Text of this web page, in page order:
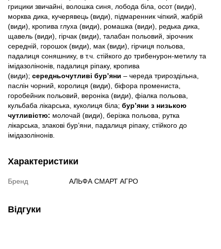
грицики звичайні, волошка синя, лобода біла, осот (види),
морква дика, кучерявець (види), підмаренник чіпкий, жабрій
(види), кропива глуха (види), ромашка (види), редька дика,
щавель (види), гірчак (види), талабан польовий, зірочник
середній, горошок (види), мак (види), гірчиця польова,
падалиця соняшнику, в т.ч. стійкого до трибенурон-метилу та
імідазолінонів, падалиця ріпаку, кропива
(види); середньочутливі бур’яни – череда трироздільна,
паслін чорний, королиця (види), біфора промениста,
горобейник польовий, вероніка (види), фіалка польова,
кульбаба лікарська, куколиця біла; бур’яни з низькою
чутливістю: молочай (види), берізка польова, рутка
лікарська, злакові бур’яни, падалиця ріпаку, стійкого до
імідазолінонів.
Характеристики
Бренд АЛЬФА СМАРТ АГРО
Відгуки